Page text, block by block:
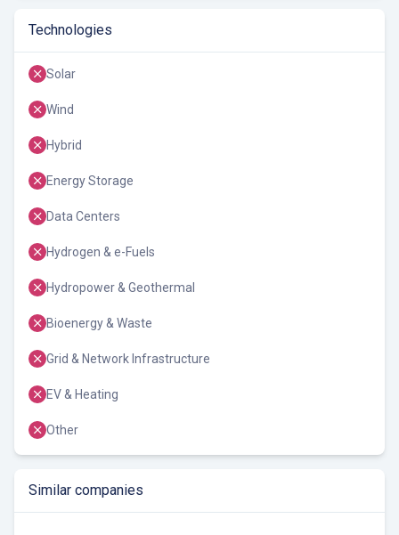
Technologies
Solar
Wind
Hybrid
Energy Storage
Data Centers
Hydrogen & e-Fuels
Hydropower & Geothermal
Bioenergy & Waste
Grid & Network Infrastructure
EV & Heating
Other
Similar companies